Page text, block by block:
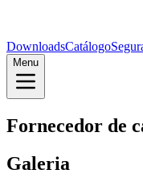
DownloadsCatálogo
Menu
Fornecedor de
Galeria